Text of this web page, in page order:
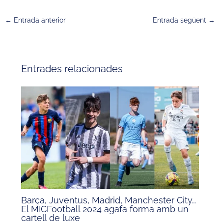
← Entrada anterior Entrada següent →
Entrades relacionades
Barça, Juventus, Madrid, Manchester City…
El MICFootball 2024 agafa forma amb un
cartell de luxe